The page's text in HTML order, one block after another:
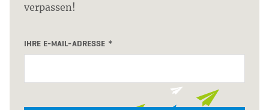
verpassen!
IHRE E-MAIL-ADRESSE